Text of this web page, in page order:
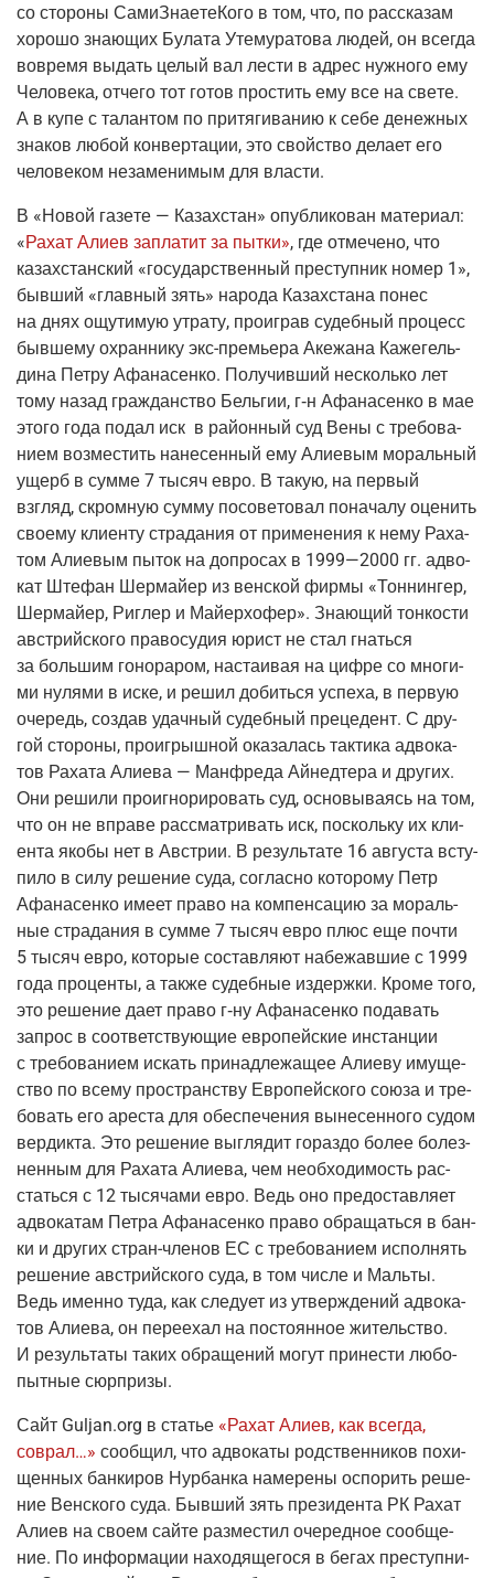
со сто­ро­ны Сами­Зна­е­те­Ко­го в том, что, по рас­ска­зам
хоро­шо зна­ю­щих Була­та Уте­му­ра­то­ва людей, он все­гда
вовре­мя выдать целый вал лести в адрес нуж­но­го ему
Чело­ве­ка, отче­го тот готов про­стить ему все на све­те.
А в купе с талан­том по при­тя­ги­ва­нию к себе денеж­ных
зна­ков любой кон­вер­та­ции, это свой­ство дела­ет его
чело­ве­ком неза­ме­ни­мым для власти.
В «Новой газе­те — Казах­стан» опуб­ли­ко­ван мате­ри­ал:
«Рахат Али­ев запла­тит за пыт­ки», где отме­че­но, что
казах­стан­ский «госу­дар­ствен­ный пре­ступ­ник номер 1»,
быв­ший «глав­ный зять» наро­да Казах­ста­на понес
на днях ощу­ти­мую утра­ту, про­иг­рав судеб­ный про­цесс
быв­ше­му охран­ни­ку экс-пре­мье­ра Аке­жа­на Каже­гель­
ди­на Пет­ру Афа­на­сен­ко. Полу­чив­ший несколь­ко лет
тому назад граж­дан­ство Бель­гии, г‑н Афа­на­сен­ко в мае
это­го года подал иск в рай­он­ный суд Вены с тре­бо­ва­
ни­ем воз­ме­стить нане­сен­ный ему Али­е­вым мораль­ный
ущерб в сум­ме 7 тысяч евро. В такую, на пер­вый
взгляд, скром­ную сум­му посо­ве­то­вал пона­ча­лу оце­нить
сво­е­му кли­ен­ту стра­да­ния от при­ме­не­ния к нему Раха­
том Али­е­вым пыток на допро­сах в 1999—2000 гг. адво­
кат Ште­фан Шер­май­ер из вен­ской фир­мы «Тон­нин­гер,
Шер­май­ер, Риг­лер и Май­ер­хо­фер». Зна­ю­щий тон­ко­сти
австрий­ско­го пра­во­су­дия юрист не стал гнать­ся
за боль­шим гоно­ра­ром, наста­и­вая на циф­ре со мно­ги­
ми нуля­ми в иске, и решил добить­ся успе­ха, в первую
оче­редь, создав удач­ный судеб­ный пре­це­дент. С дру­
гой сто­ро­ны, про­иг­рыш­ной ока­за­лась так­ти­ка адво­ка­
тов Раха­та Али­е­ва — Ман­фре­да Айнед­те­ра и дру­гих.
Они реши­ли про­игно­ри­ро­вать суд, осно­вы­ва­ясь на том,
что он не впра­ве рас­смат­ри­вать иск, посколь­ку их кли­
ен­та яко­бы нет в Австрии. В резуль­та­те 16 авгу­ста всту­
пи­ло в силу реше­ние суда, соглас­но кото­ро­му Петр
Афа­на­сен­ко име­ет пра­во на ком­пен­са­цию за мораль­
ные стра­да­ния в сум­ме 7 тысяч евро плюс еще почти
5 тысяч евро, кото­рые состав­ля­ют набе­жав­шие с 1999
года про­цен­ты, а так­же судеб­ные издерж­ки. Кро­ме того,
это реше­ние дает пра­во г‑ну Афа­на­сен­ко пода­вать
запрос в соот­вет­ству­ю­щие евро­пей­ские инстан­ции
с тре­бо­ва­ни­ем искать при­над­ле­жа­щее Али­е­ву иму­ще­
ство по все­му про­стран­ству Евро­пей­ско­го сою­за и тре­
бо­вать его аре­ста для обес­пе­че­ния выне­сен­но­го судом
вер­дик­та. Это реше­ние выгля­дит гораз­до более болез­
нен­ным для Раха­та Али­е­ва, чем необ­хо­ди­мость рас­
стать­ся с 12 тыся­ча­ми евро. Ведь оно предо­став­ля­ет
адво­ка­там Пет­ра Афа­на­сен­ко пра­во обра­щать­ся в бан­
ки и дру­гих стран-чле­нов ЕС с тре­бо­ва­ни­ем испол­нять
реше­ние австрий­ско­го суда, в том чис­ле и Маль­ты.
Ведь имен­но туда, как сле­ду­ет из утвер­жде­ний адво­ка­
тов Али­е­ва, он пере­ехал на посто­ян­ное житель­ство.
И резуль­та­ты таких обра­ще­ний могут при­не­сти любо­
пыт­ные сюрпризы.
Сайт Guljan.org в ста­тье «Рахат Али­ев, как все­гда,
соврал…» сооб­щил, что адво­ка­ты род­ствен­ни­ков похи­
щен­ных бан­ки­ров Нур­бан­ка наме­ре­ны оспо­рить реше­
ние Вен­ско­го суда. Быв­ший зять пре­зи­ден­та РК Рахат
Али­ев на сво­ем сай­те раз­ме­стил оче­ред­ное сооб­ще­
ние. По инфор­ма­ции нахо­дя­ще­го­ся в бегах пре­ступ­ни­